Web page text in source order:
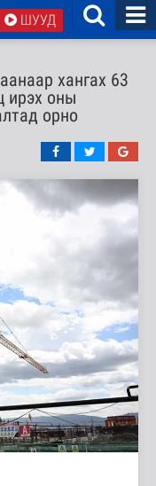
ШУУД
хангах 63
ирэх оны
орно